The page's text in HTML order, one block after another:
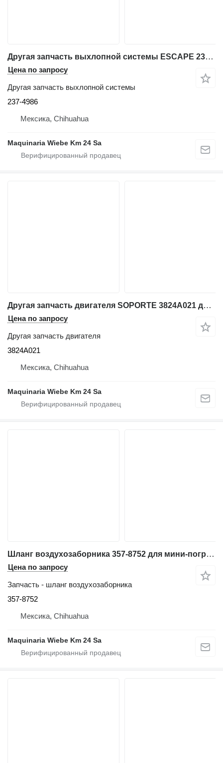
Другая запчасть выхлопной системы ESCAPE 237-4986 для фронтального погрузчика Caterpillar 980H
Цена по запросу
Другая запчасть выхлопной системы
237-4986
Мексика, Chihuahua
Maquinaria Wiebe Km 24 Sa
Другая запчасть двигателя SOPORTE 3824A021 для фронтального погрузчика Caterpillar VARIOS
Цена по запросу
Другая запчасть двигателя
3824A021
Мексика, Chihuahua
Maquinaria Wiebe Km 24 Sa
Шланг воздухозаборника 357-8752 для мини-погрузчика Caterpillar 262C
Цена по запросу
Запчасть - шланг воздухозаборника
357-8752
Мексика, Chihuahua
Maquinaria Wiebe Km 24 Sa